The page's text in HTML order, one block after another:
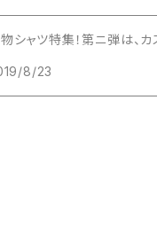
シャツ特集！第ニ弾は、カ
8/23